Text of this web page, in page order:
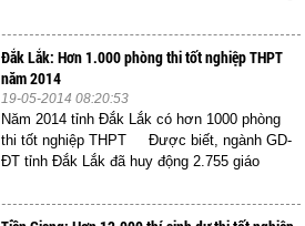
Đắk Lắk: Hơn 1.000 phòng thi tốt nghiệp THPT
năm 2014
19-05-2014 08:20:53
Năm 2014 tỉnh Đắk Lắk có hơn 1000 phòng
thi tốt nghiệp THPT Được biết, ngành GD-
ĐT tỉnh Đắk Lắk đã huy động 2.755 giáo